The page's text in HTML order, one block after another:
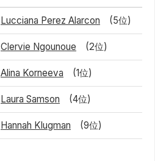
Lucciana Perez Alarcon (5位)
Clervie Ngounoue (2位)
Alina Korneeva (1位)
Laura Samson (4位)
Hannah Klugman (9位)